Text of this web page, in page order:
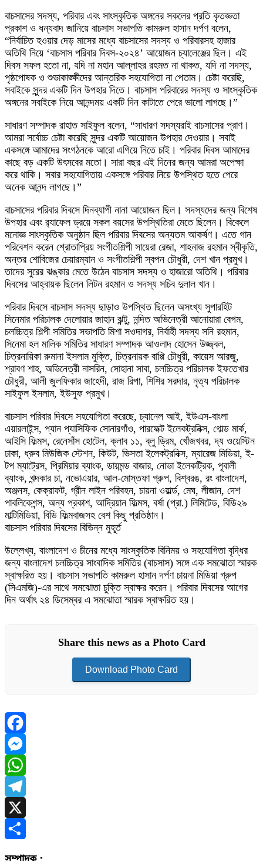
বাচসাসের সদস্য, পরিবার এবং সাংস্কৃতিক অঙ্গনের সকলের প্রতি কৃতজ্ঞতা
প্রকাশ ও ধন্যবাদ জানিয়ে বাচসাস সভাপতি কামরুল হাসান দর্পণ বলেন,
“নির্বাচিত হওয়ার দেড় মাসের মধ্যে বাচসাসের সদস্য ও পরিবারসহ হাজার
অতিথি নিয়ে ‘বাচসাস পরিবার দিবস-২০২৪’ আয়োজন চ্যালেঞ্জের ছিল। এই
দিবস সফল হতো না, যদি না মহান আল্লাহর রহমত না থাকত, যদি না সদস্য,
পৃষ্ঠপোষক ও শুভাকাঙ্ক্ষীদের আন্তরিক সহযোগিতা না পেতাম। চেষ্টা করেছি,
সবাইকে সুন্দর একটি দিন উপহার দিতে। বাচসাস পরিবারের সদস্য ও সাংস্কৃতিক
অঙ্গনের সবাইকে নিয়ে আনন্দময় একটি দিন কাটাতে পেরে ভালো লাগছে।”
সাধারণ সম্পাদক রাহাত সাইফুল বলেন, “সাধারণ সদস্যরাই বাচসাসের প্রাণ।
আমরা সর্বোচ্চ চেষ্টা করেছি সুন্দর একটি আয়োজন উপহার দেওয়ার। সবাই
একসঙ্গে আমাদের সংগঠনকে আরো এগিয়ে নিতে চাই। পরিবার দিবস আমাদের
কাছে বড় একটি উৎসবের মতো। সারা বছর এই দিনের জন্য আমরা অপেক্ষা
করে থাকি। সবার সহযোগিতায় একসঙ্গে পরিবার নিয়ে উপস্থিত হতে পেরে
অনেক আনন্দ লাগছে।”
বাচসাসের পরিবার দিবসে দিনব্যাপী নানা আয়োজন ছিল। সদস্যদের জন্য বিশেষ
উপহার এবং র‌্যাফেল ড্রয়ে সকল বয়সের উপস্থিতিরা মেতে ছিলেন। বিকেলে
মনোজ্ঞ সাংস্কৃতিক অনুষ্ঠান ছিল পরিবার দিবসের অন্যতম আকর্ষণ। এতে গান
পরিবেশন করেন শ্রোতাপ্রিয় সংগীতশিল্পী সায়েরা রেজা, শাহনাজ রহমান স্বীকৃতি,
অন্তর শোবিজের চেয়ারম্যান ও সংগীতশিল্পী স্বপন চৌধুরী, দেশ খান প্রমুখ।
তাদের সুরের ঝঙ্কার মেতে উঠেন বাচসাস সদস্য ও হাজারো অতিথি। পরিবার
দিবসের আহ্বায়ক ছিলেন লিটন রহমান ও সদস্য সচিব দুলাল খান।
পরিবার দিবসে বাচসাস সদস্য ছাড়াও উপস্থিত ছিলেন অসংখ্য সুপারহিট
সিনেমার পরিচালক দেলোয়ার জাহান ঝন্টু, নন্দিত অভিনেত্রী আনোয়ারা বেগম,
চলচ্চিত্র শিল্পী সমিতির সভাপতি মিশা সওদাগর, নির্বাহী সদস্য সনি রহমান,
সিনেমা হল মালিক সমিতির সাধারণ সম্পাদক আওলাদ হোসেন উজ্জ্বল,
চিত্রনায়িকা রুমানা ইসলাম মুক্তি, চিত্রনায়ক বাপ্পি চৌধুরী, কায়েস আরজু,
শ্রাবণ শাহ, অভিনেত্রী নাসরিন, সোহানা সাবা, চলচ্চিত্র পরিচালক ইফতেখার
চৌধুরী, আলী জুলফিকার জাহেদী, রাজ রিপা, শিশির সরদার, নৃত্য পরিচালক
সাইফুল ইসলাম, ইউসুফ প্রমুখ।
বাচসাস পরিবার দিবসে সহযোগিতা করেছে, চ্যানেল আই, ইউএস-বাংলা
এয়ারলাইন্স, প্যান প্যাসিফিক সোনারগাঁও, পারফেক্ট ইলেকট্রনিক্স, গোল্ড মার্ক,
আইসি ফিল্মস, রেনেসাঁস হোটেল, ক্লাব ১১, ব্লু ড্রিম, খোঁজখবর, দ্য ওয়েস্টিন
ঢাকা, ধ্রুব মিউজিক স্টেশন, কিউট, ভিসতা ইলেকট্রনিক্স, ম্যারেজ মিডিয়া, ই-
টপ ম্যাট্রেস, প্রিমিয়ার ব্যাংক, ডায়মন্ড বাজার, নোভা ইলেকট্রিক, পূবালী
ব্যাংক, খন্দকার চা, নভোএয়ার, আল-মোস্তফা গ্রুপ, বিশ্বরঙ, রং বাংলাদেশ,
অঞ্জনস, কেক্রাফট, গ্রীন লাইন পরিবহন, চায়না ওয়ার্ল্ড, মেঘ, লীজান, দেশ
পাবলিকেশন্স, অন্য প্রকাশ, আদ্রিয়ান ফিল্মস, বর্ষা (প্রা.) লিমিটেড, বিডি২৯
মাল্টিমিডিয়া, বিডি ফিল্মবাজসহ বেশ কিছু প্রতিষ্ঠান।
বাচসাস পরিবার দিবসের বিভিন্ন মুহূর্ত
উল্লেখ্য, বাংলাদেশ ও চীনের মধ্যে সাংস্কৃতিক বিনিময় ও সহযোগিতা বৃদ্ধির
জন্য বাংলাদেশ চলচ্চিত্র সাংবাদিক সমিতির (বাচসাস) সঙ্গে এক সমঝোতা স্মারক
স্বাক্ষরিত হয়। বাচসাস সভাপতি কামরুল হাসান দর্পণ চায়না মিডিয়া গ্রুপ
(সিএমজি)-এর সাথে সমঝোতা চুক্তি স্বাক্ষর করেন। পরিবার দিবসের আগের
দিন অর্থাৎ ২৪ ডিসেম্বর এ সমঝোতা স্মারক স্বাক্ষরিত হয়।
Share this news as a Photo Card
Download Photo Card
Facebook
Messenger
WhatsApp
Telegram
X